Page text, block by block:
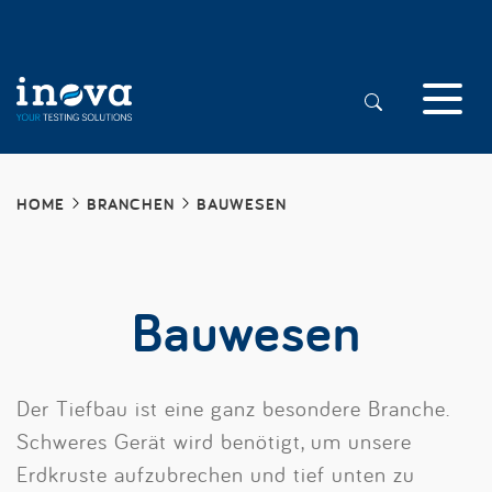
HOME BRANCHEN BAUWESEN
Bauwesen
Der Tiefbau ist eine ganz besondere Branche.
Schweres Gerät wird benötigt, um unsere
Erdkruste aufzubrechen und tief unten zu